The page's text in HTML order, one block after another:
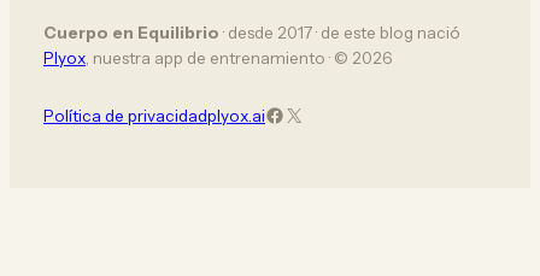
Cuerpo en Equilibrio · desde 2017 · de este blog nació
Plyox , nuestra app de entrenamiento · © 2026
Política de privacidadplyox.aiFacebook
X (Twitter)